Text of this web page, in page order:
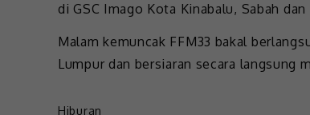
di GSC Imago Kota Kinabalu, Sabah
Malam kemuncak FFM33 bakal
Lumpur dan bersiaran secara langsung
Hiburan